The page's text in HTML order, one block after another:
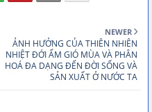
NEWER
ẢNH HƯỞNG CỦA THIÊN NHIÊN
NHIỆT ĐỚI ẨM GIÓ MÙA VÀ PHÂN
HOÁ ĐA DẠNG ĐẾN ĐỜI SỐNG VÀ
SẢN XUẤT Ở NƯỚC TA